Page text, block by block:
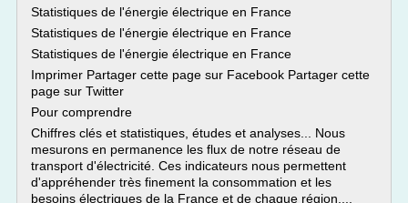
Statistiques de l'énergie électrique en France
Statistiques de l'énergie électrique en France
Statistiques de l'énergie électrique en France
Imprimer Partager cette page sur Facebook Partager cette
page sur Twitter
Pour comprendre
Chiffres clés et statistiques, études et analyses... Nous
mesurons en permanence les flux de notre réseau de
transport d'électricité. Ces indicateurs nous permettent
d'appréhender très finement la consommation et les
besoins électriques de la France et de chaque région....